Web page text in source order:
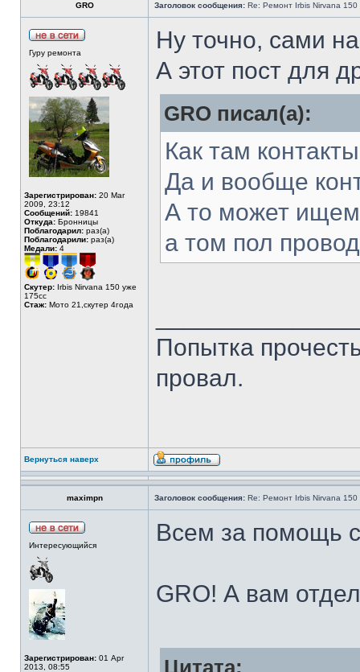
GRO Заголовок сообщения: Re: Ремонт Irbis Nirvana 150
Гуру ремонта
Зарегистрирован: 20 Mar
2009, 23:12
Сообщений: 19841
Откуда: Бронницы
Поблагодарил: раз(а)
Поблагодарили: раз(а)
Медали: 4
Скутер: Irbis Nirvana 150 уже
175сс
Стаж: Мото 21,скутер 4года
Ну точно, сами
А этот пост для
GRO писал(а):
Как там
Да и вообще
А то может
а том пол
Попытка
провал.
Вернуться наверх
maximpn Заголовок сообщения: Re: Ремонт Irbis Nirvana 150
Интересующийся
Зарегистрирован: 01 Apr
2013, 08:55
Всем за помощь
GRO! А вам
Цитата: